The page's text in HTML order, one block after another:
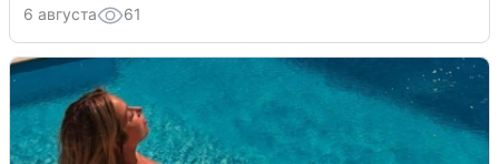
6 августа 61